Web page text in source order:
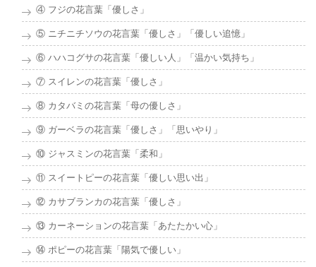
④ フジの花言葉「優しさ」
⑤ ニチニチソウの花言葉「優しさ」「優しい追憶」
⑥ ハハコグサの花言葉「優しい人」「温かい気持ち」
⑦ スイレンの花言葉「優しさ」
⑧ カタバミの花言葉「母の優しさ」
⑨ ガーベラの花言葉「優しさ」「思いやり」
⑩ ジャスミンの花言葉「柔和」
⑪ スイートピーの花言葉「優しい思い出」
⑫ カサブランカの花言葉「優しさ」
⑬ カーネーションの花言葉「あたたかい心」
⑭ ポピーの花言葉「陽気で優しい」